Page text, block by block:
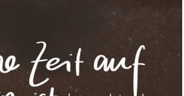
of Mist and Fury: The ...